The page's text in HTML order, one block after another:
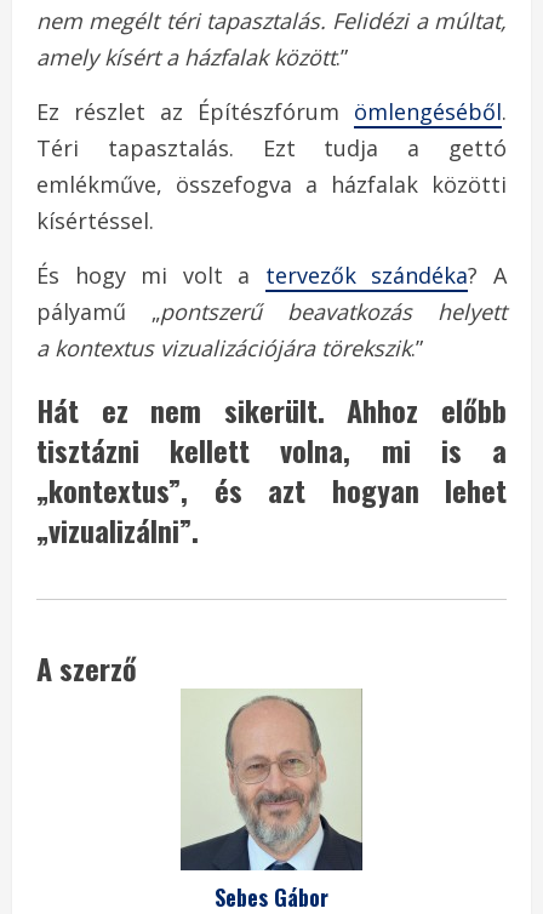
nem megélt téri tapasztalás. Felidézi a múltat,
amely kísért a házfalak között.”
Ez részlet az Építészfórum ömlengéséből.
Téri tapasztalás. Ezt tudja a gettó
emlékműve, összefogva a házfalak közötti
kísértéssel.
És hogy mi volt a tervezők szándéka? A
pályamű „pontszerű beavatkozás helyett
a kontextus vizualizációjára törekszik.”
Hát ez nem sikerült. Ahhoz előbb
tisztázni kellett volna, mi is a
„kontextus”, és azt hogyan lehet
„vizualizálni”.
A szerző
Sebes Gábor